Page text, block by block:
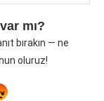
mı?
bırakın — ne
oluruz!